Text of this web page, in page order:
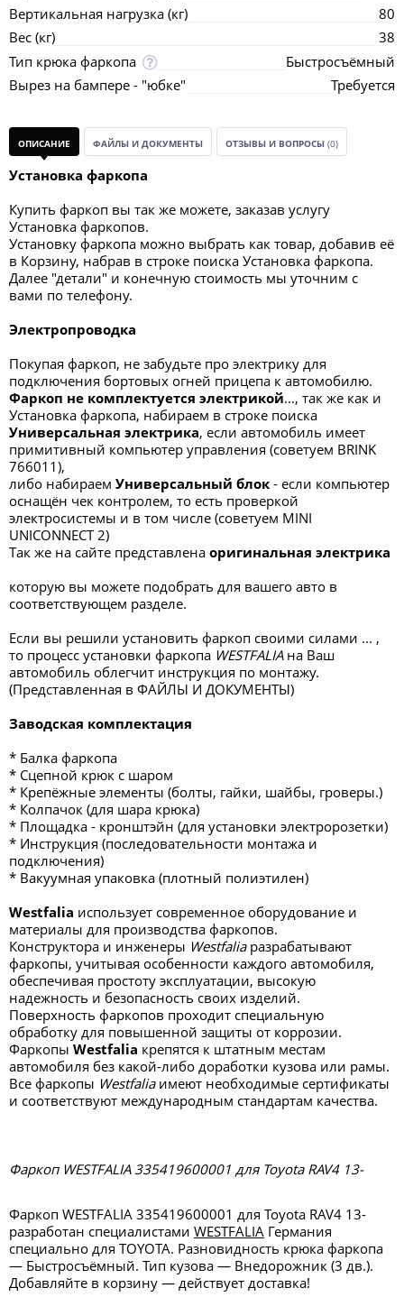
Вертикальная нагрузка (кг)
80
Вес (кг)
38
Тип крюка фаркопа
Быстросъёмный
Вырез на бампере - "юбке"
Требуется
ОПИСАНИЕ ФАЙЛЫ И ДОКУМЕНТЫ ОТЗЫВЫ И ВОПРОСЫ (0)
Установка фаркопа
Купить фаркоп вы так же можете, заказав услугу
Установка фаркопов.
Установку фаркопа можно выбрать как товар, добавив её
в Корзину, набрав в строке поиска Установка фаркопа.
Далее "детали" и конечную стоимость мы уточним с
вами по телефону.
Электропроводка
Покупая фаркоп, не забудьте про электрику для
подключения бортовых огней прицепа к автомобилю.
Фаркоп не комплектуется электрикой..., так же как и
Установка фаркопа, набираем в строке поиска
Универсальная электрика, если автомобиль имеет
примитивный компьютер управления (советуем BRINK
766011),
либо набираем Универсальный блок - если компьютер
оснащён чек контролем, то есть проверкой
электросистемы и в том числе (советуем MINI
UNICONNECT 2)
Так же на сайте представлена оригинальная электрика
которую вы можете подобрать для вашего авто в
соответствующем разделе.
Если вы решили установить фаркоп своими силами ... ,
то процесс установки фаркопа WESTFALIAна Ваш
автомобиль облегчит инструкция по монтажу.
(Представленная в ФАЙЛЫ И ДОКУМЕНТЫ)
Заводская комплектация
* Балка фаркопа
* Сцепной крюк с шаром
* Крепёжные элементы (болты, гайки, шайбы, гроверы.)
* Колпачок (для шара крюка)
* Площадка - кронштэйн (для установки электророзетки)
* Инструкция (последовательности монтажа и
подключения)
* Вакуумная упаковка (плотный полиэтилен)
Westfalia использует современное оборудование и
материалы для производства фаркопов.
Конструктора и инженеры Westfaliaразрабатывают
фаркопы, учитывая особенности каждого автомобиля,
обеспечивая простоту эксплуатации, высокую
надежность и безопасность своих изделий.
Поверхность фаркопов проходит специальную
обработку для повышенной защиты от коррозии.
Фаркопы Westfalia крепятся к штатным местам
автомобиля без какой-либо доработки кузова или рамы.
Все фаркопы Westfaliaимеют необходимые сертификаты
и соответствуют международным стандартам качества.
Фаркоп WESTFALIA 335419600001 для Toyota RAV4 13-
Фаркоп WESTFALIA 335419600001 для Toyota RAV4 13-
разработан специалистами WESTFALIA Германия
специально для TOYOTA. Разновидность крюка фаркопа
— Быстросъёмный. Тип кузова — Внедорожник (3 дв.).
Добавляйте в корзину — действует доставка!